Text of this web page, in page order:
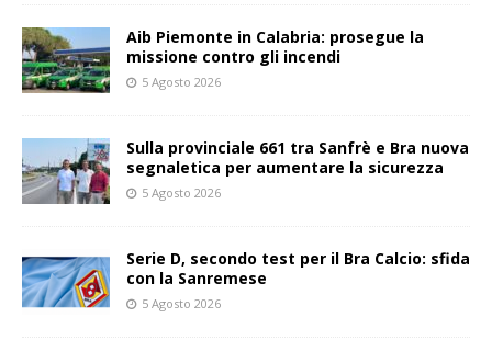
Aib Piemonte in Calabria: prosegue la
missione contro gli incendi
5 Agosto 2026
Sulla provinciale 661 tra Sanfrè e Bra nuova
segnaletica per aumentare la sicurezza
5 Agosto 2026
Serie D, secondo test per il Bra Calcio: sfida
con la Sanremese
5 Agosto 2026